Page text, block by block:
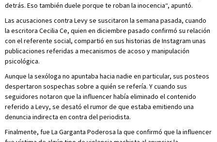
detrás. Eso también duele porque te roban la inocencia“, apuntó.
Las acusaciones contra Levy se suscitaron la semana pasada, cuando
la escritora Cecilia Ce, quien en diciembre pasado confirmó su relación
con el referente social, compartió en sus historias de Instagram unas
publicaciones referidas a mecanismos de acoso y manipulación
psicológica.
Aunque la sexóloga no apuntaba hacia nadie en particular, sus posteos
despertaron sospechas sobre a quién se refería. Y cuando sus
seguidores notaron que la influencer había eliminado el contenido
referido a Levy, se desató el rumor de que estaba emitiendo una
denuncia indirecta en contra del periodista.
Finalmente, fue La Garganta Poderosa la que confirmó que la influencer